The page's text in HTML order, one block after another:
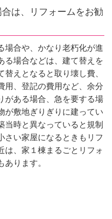
は、リフォームをお勧
場合や、かなり老朽化が進
る場合などは、建て替えを
えとなると取り壊し費、
用、登記の費用など、余分
がある場合、急を要する場
が敷地ぎりぎりに建ってい
当時と異なっていると規制
さい家屋になるときもリフ
は、家１棟まるごとリフォ
ります。